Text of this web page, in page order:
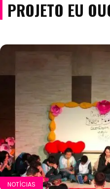
PROJETO EU
NOTÍCIAS